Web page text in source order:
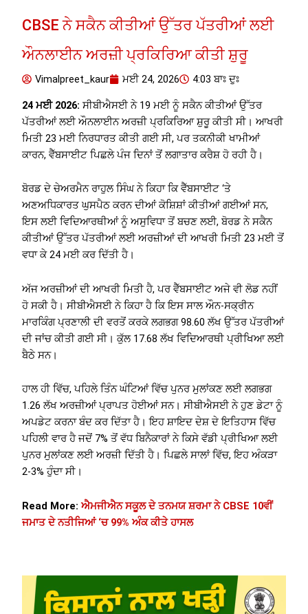
CBSE ਨੇ ਸਕੈਨ ਕੀਤੀਆਂ ਉੱਤਰ ਪੱਤਰੀਆਂ ਲਈ
ਔਨਲਾਈਨ ਅਰਜ਼ੀ ਪ੍ਰਕਿਰਿਆ ਕੀਤੀ ਸ਼ੁਰੂ
Vimalpreet_kaur ਮਈ 24, 2026 4:03 ਬਾਃ ਦੁਃ
24 ਮਈ 2026: ਸੀਬੀਐਸਈ ਨੇ 19 ਮਈ ਨੂੰ ਸਕੈਨ ਕੀਤੀਆਂ ਉੱਤਰ
ਪੱਤਰੀਆਂ ਲਈ ਔਨਲਾਈਨ ਅਰਜ਼ੀ ਪ੍ਰਕਿਰਿਆ ਸ਼ੁਰੂ ਕੀਤੀ ਸੀ। ਆਖਰੀ
ਮਿਤੀ 23 ਮਈ ਨਿਰਧਾਰਤ ਕੀਤੀ ਗਈ ਸੀ, ਪਰ ਤਕਨੀਕੀ ਖਾਮੀਆਂ
ਕਾਰਨ, ਵੈੱਬਸਾਈਟ ਪਿਛਲੇ ਪੰਜ ਦਿਨਾਂ ਤੋਂ ਲਗਾਤਾਰ ਕਰੈਸ਼ ਹੋ ਰਹੀ ਹੈ।
ਬੋਰਡ ਦੇ ਚੇਅਰਮੈਨ ਰਾਹੁਲ ਸਿੰਘ ਨੇ ਕਿਹਾ ਕਿ ਵੈੱਬਸਾਈਟ ‘ਤੇ
ਅਣਅਧਿਕਾਰਤ ਘੁਸਪੈਠ ਕਰਨ ਦੀਆਂ ਕੋਸ਼ਿਸ਼ਾਂ ਕੀਤੀਆਂ ਗਈਆਂ ਸਨ,
ਇਸ ਲਈ ਵਿਦਿਆਰਥੀਆਂ ਨੂੰ ਅਸੁਵਿਧਾ ਤੋਂ ਬਚਣ ਲਈ, ਬੋਰਡ ਨੇ ਸਕੈਨ
ਕੀਤੀਆਂ ਉੱਤਰ ਪੱਤਰੀਆਂ ਲਈ ਅਰਜ਼ੀਆਂ ਦੀ ਆਖਰੀ ਮਿਤੀ 23 ਮਈ ਤੋਂ
ਵਧਾ ਕੇ 24 ਮਈ ਕਰ ਦਿੱਤੀ ਹੈ।
ਅੱਜ ਅਰਜ਼ੀਆਂ ਦੀ ਆਖਰੀ ਮਿਤੀ ਹੈ, ਪਰ ਵੈੱਬਸਾਈਟ ਅਜੇ ਵੀ ਲੋਡ ਨਹੀਂ
ਹੋ ਸਕੀ ਹੈ। ਸੀਬੀਐਸਈ ਨੇ ਕਿਹਾ ਹੈ ਕਿ ਇਸ ਸਾਲ ਔਨ-ਸਕ੍ਰੀਨ
ਮਾਰਕਿੰਗ ਪ੍ਰਣਾਲੀ ਦੀ ਵਰਤੋਂ ਕਰਕੇ ਲਗਭਗ 98.60 ਲੱਖ ਉੱਤਰ ਪੱਤਰੀਆਂ
ਦੀ ਜਾਂਚ ਕੀਤੀ ਗਈ ਸੀ। ਕੁੱਲ 17.68 ਲੱਖ ਵਿਦਿਆਰਥੀ ਪ੍ਰੀਖਿਆ ਲਈ
ਬੈਠੇ ਸਨ।
ਹਾਲ ਹੀ ਵਿੱਚ, ਪਹਿਲੇ ਤਿੰਨ ਘੰਟਿਆਂ ਵਿੱਚ ਪੁਨਰ ਮੁਲਾਂਕਣ ਲਈ ਲਗਭਗ
1.26 ਲੱਖ ਅਰਜ਼ੀਆਂ ਪ੍ਰਾਪਤ ਹੋਈਆਂ ਸਨ। ਸੀਬੀਐਸਈ ਨੇ ਹੁਣ ਡੇਟਾ ਨੂੰ
ਅਪਡੇਟ ਕਰਨਾ ਬੰਦ ਕਰ ਦਿੱਤਾ ਹੈ। ਇਹ ਸ਼ਾਇਦ ਦੇਸ਼ ਦੇ ਇਤਿਹਾਸ ਵਿੱਚ
ਪਹਿਲੀ ਵਾਰ ਹੈ ਜਦੋਂ 7% ਤੋਂ ਵੱਧ ਬਿਨੈਕਾਰਾਂ ਨੇ ਕਿਸੇ ਵੱਡੀ ਪ੍ਰੀਖਿਆ ਲਈ
ਪੁਨਰ ਮੁਲਾਂਕਣ ਲਈ ਅਰਜ਼ੀ ਦਿੱਤੀ ਹੈ। ਪਿਛਲੇ ਸਾਲਾਂ ਵਿੱਚ, ਇਹ ਅੰਕੜਾ
2-3% ਹੁੰਦਾ ਸੀ।
Read More:ਐਮਜੀਐਨ ਸਕੂਲ ਦੇ ਤਨਮਯ ਸ਼ਰਮਾ ਨੇ CBSE 10ਵੀਂ
ਜਮਾਤ ਦੇ ਨਤੀਜਿਆਂ ‘ਚ 99% ਅੰਕ ਕੀਤੇ ਹਾਸਲ